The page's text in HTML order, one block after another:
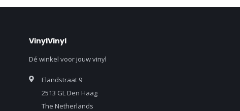
VinylVinyl
Dé winkel voor jouw vinyl
Elandstraat 9
2513 GL Den Haag
The Netherlands